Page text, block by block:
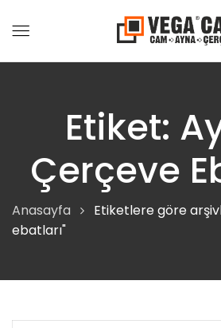
Etiket:
Çerçeve
Anasayfa
Etiketlere göre
ebatları"